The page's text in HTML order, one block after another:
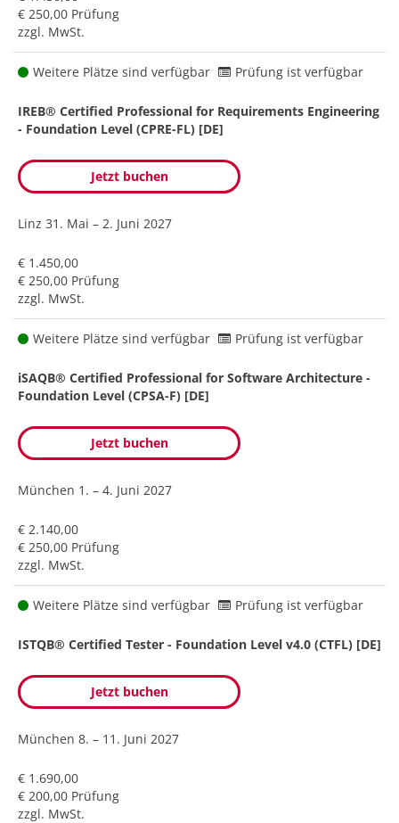
€ 250,00 Prüfung
zzgl. MwSt.
Weitere Plätze sind verfügbar Prüfung ist verfügbar
IREB® Certified Professional for Requirements Engineering
- Foundation Level (CPRE-FL) [DE]
Jetzt buchen
Linz 31. Mai – 2. Juni 2027
€ 1.450,00
€ 250,00 Prüfung
zzgl. MwSt.
Weitere Plätze sind verfügbar Prüfung ist verfügbar
iSAQB® Certified Professional for Software Architecture -
Foundation Level (CPSA-F) [DE]
Jetzt buchen
München 1. – 4. Juni 2027
€ 2.140,00
€ 250,00 Prüfung
zzgl. MwSt.
Weitere Plätze sind verfügbar Prüfung ist verfügbar
ISTQB® Certified Tester - Foundation Level v4.0 (CTFL) [DE]
Jetzt buchen
München 8. – 11. Juni 2027
€ 1.690,00
€ 200,00 Prüfung
zzgl. MwSt.